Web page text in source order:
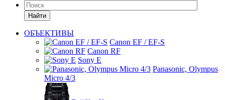
Найти
ОБЪЕКТИВЫ
Canon EF / EF-S
Canon RF
Sony E
Panasonic, Olympus
Micro 4/3